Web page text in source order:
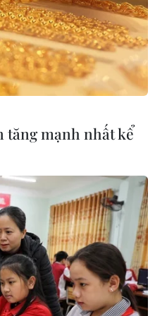
phát điện
cấp 17
đổi số":
cao
tự
tăng mạnh nhất kể